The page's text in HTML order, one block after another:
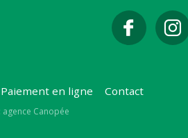
Paiement en ligne Contact
Canopée